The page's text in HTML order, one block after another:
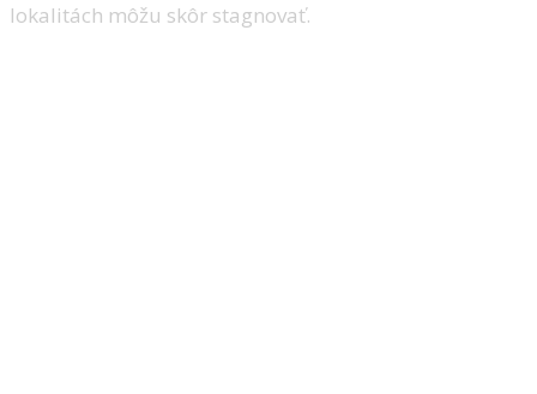
lokalitách môžu skôr stagnovať.